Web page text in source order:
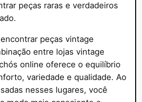
peças raras e verdadeiros
peças vintage
entre lojas vintage
online oferece o equilíbrio
variedade e qualidade. Ao
nesses lugares, você